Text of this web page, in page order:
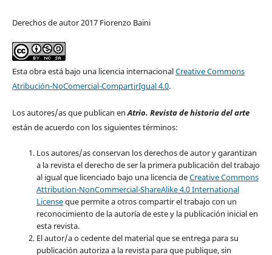
Derechos de autor 2017 Fiorenzo Baini
Esta obra está bajo una licencia internacionalCreative Commons
Atribución-NoComercial-CompartirIgual 4.0.
Los autores/as que publican enAtrio. Revista de historia del arte
están de acuerdo con los siguientes términos:
Los autores/as conservan los derechos de autor y garantizan
a la revista el derecho de ser la primera publicación del trabajo
al igual que licenciado bajo una licencia deCreative Commons
Attribution-NonCommercial-ShareAlike 4.0 International
Licenseque permite a otros compartir el trabajo con un
reconocimiento de la autoría de este y la publicación inicial en
esta revista.
El autor/a o cedente del material que se entrega para su
publicación autoriza a la revista para que publique, sin